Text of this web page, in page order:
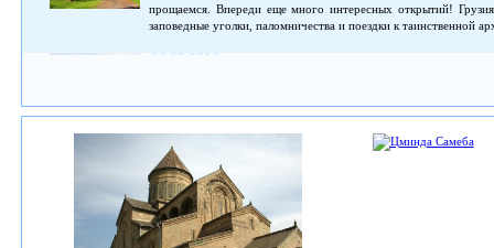
прощаемся. Впереди еще много интересных открытий!
заповедные уголки, паломничества и поездки к таинственной
06.09.2016
Черноморского побережья. Это 65 км², на которых